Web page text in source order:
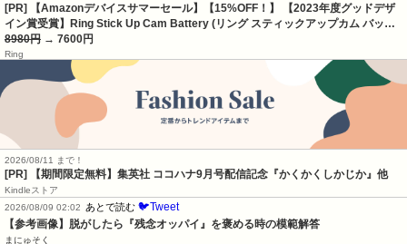
[PR] 【Amazonデバイスサマーセール】【15%OFF！】 【2023年度グッドデザ
イン賞受賞】Ring Stick Up Cam Battery (リング スティックアップカム バッ…
8980円 → 7600円
Ring
2026/08/11 まで！
[PR] 【期間限定無料】集英社 ココハナ9月号配信記念『かくかくしかじか』他
Kindleストア
2026/08/09 02:02
あとで読む 🐦Tweet
【参考画像】脱がしたら『残念オッパイ』を褒める時の模範解答
まにゅそく